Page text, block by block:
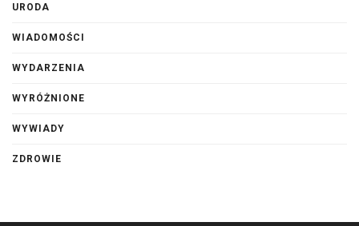
URODA
WIADOMOŚCI
WYDARZENIA
WYRÓŻNIONE
WYWIADY
ZDROWIE